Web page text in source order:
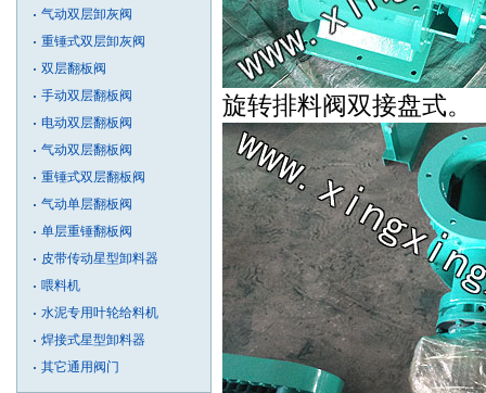
气动双层卸灰阀
重锤式双层卸灰阀
双层翻板阀
手动双层翻板阀
电动双层翻板阀
气动双层翻板阀
重锤式双层翻板阀
气动单层翻板阀
单层重锤翻板阀
皮带传动星型卸料器
喂料机
水泥专用叶轮给料机
焊接式星型卸料器
其它通用阀门
旋转排料阀双接盘式。